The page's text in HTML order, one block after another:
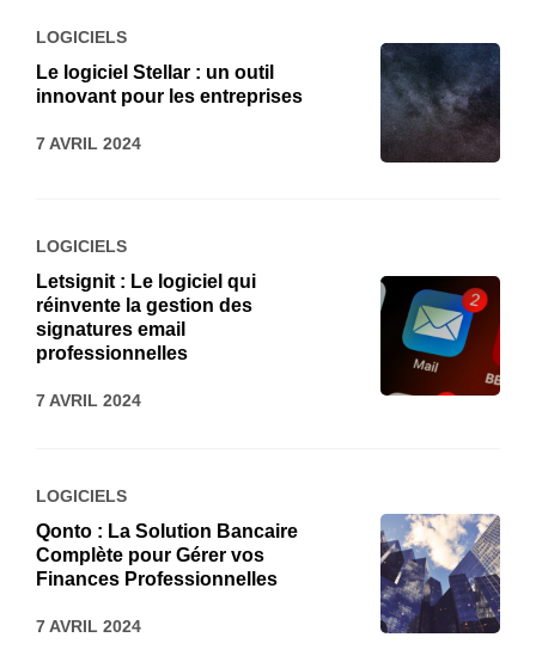
LOGICIELS
Le logiciel Stellar : un outil
innovant pour les entreprises
7 AVRIL 2024
LOGICIELS
Letsignit : Le logiciel qui
réinvente la gestion des
signatures email
professionnelles
7 AVRIL 2024
LOGICIELS
Qonto : La Solution Bancaire
Complète pour Gérer vos
Finances Professionnelles
7 AVRIL 2024